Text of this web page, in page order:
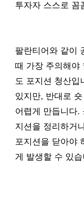
투자자 스스로 꼼
팔란티어와 같이
때 가장 주의해야
도 포지션 청산입
있지만, 반대로
어렵게 만듭니다.
지션을 정리하거
포지션을 닫아야
게 발생할 수 있